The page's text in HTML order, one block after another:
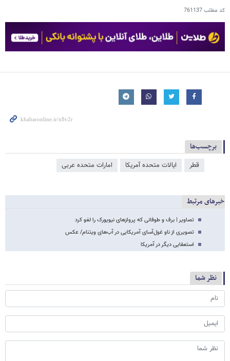
کد مطلب761137
برچسب‌ها
قطر ایالات متحده آمریکا امارات متحده عربی
خبرهای مرتبط
تصاویر | برف و طوفانی که پروازهای نیویورک را لغو کرد
تصویری از ناو غول‌آسای آمریکایی در آب‌های ویتنام/ عکس
استعفایی دیگر در آمریکا
نظر شما